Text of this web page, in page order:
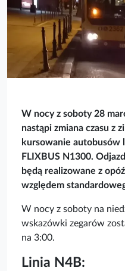
W nocy z soboty 28
nastąpi zmiana czasu z
kursowanie autobusów
FLIXBUS N1300.
będą realizowane z
względem
W nocy z soboty na
wskazówki zegarów
na 3:00.
Linia N4B: